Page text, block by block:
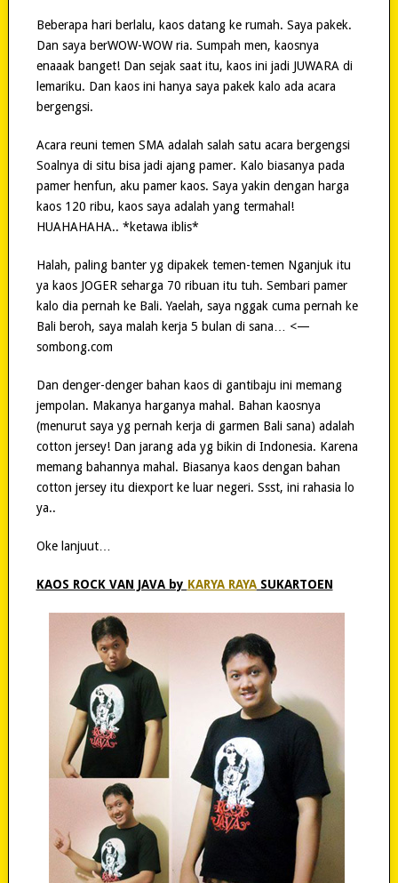
Beberapa hari berlalu, kaos datang ke rumah. Saya pakek.
Dan saya berWOW-WOW ria. Sumpah men, kaosnya
enaaak banget! Dan sejak saat itu, kaos ini jadi JUWARA di
lemariku. Dan kaos ini hanya saya pakek kalo ada acara
bergengsi.
Acara reuni temen SMA adalah salah satu acara bergengsi
Soalnya di situ bisa jadi ajang pamer. Kalo biasanya pada
pamer henfun, aku pamer kaos. Saya yakin dengan harga
kaos 120 ribu, kaos saya adalah yang termahal!
HUAHAHAHA.. *ketawa iblis*
Halah, paling banter yg dipakek temen-temen Nganjuk itu
ya kaos JOGER seharga 70 ribuan itu tuh. Sembari pamer
kalo dia pernah ke Bali. Yaelah, saya nggak cuma pernah ke
Bali beroh, saya malah kerja 5 bulan di sana… <—
sombong.com
Dan denger-denger bahan kaos di gantibaju ini memang
jempolan. Makanya harganya mahal. Bahan kaosnya
(menurut saya yg pernah kerja di garmen Bali sana) adalah
cotton jersey! Dan jarang ada yg bikin di Indonesia. Karena
memang bahannya mahal. Biasanya kaos dengan bahan
cotton jersey itu diexport ke luar negeri. Ssst, ini rahasia lo
ya..
Oke lanjuut…
KAOS ROCK VAN JAVA by KARYA RAYASUKARTOEN